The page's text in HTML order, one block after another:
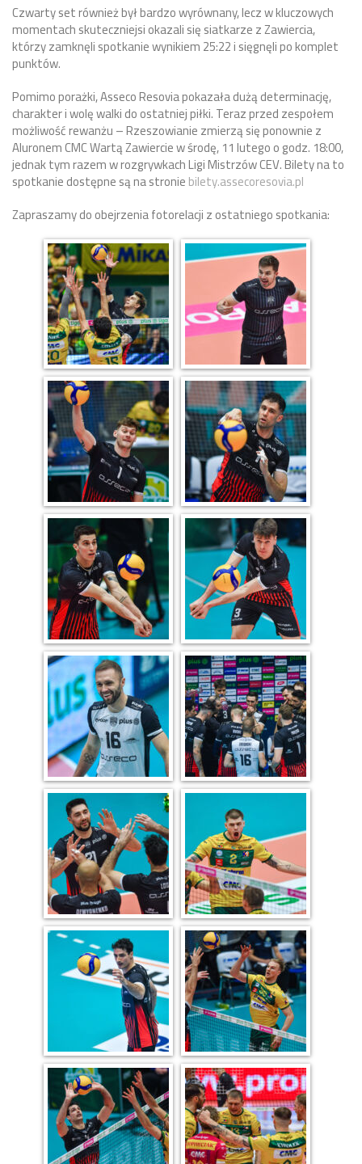
Czwarty set również był bardzo wyrównany, lecz w kluczowych
momentach skuteczniejsi okazali się siatkarze z Zawiercia,
którzy zamknęli spotkanie wynikiem 25:22 i sięgnęli po komplet
punktów.
Pomimo porażki, Asseco Resovia pokazała dużą determinację,
charakter i wolę walki do ostatniej piłki. Teraz przed zespołem
możliwość rewanżu – Rzeszowianie zmierzą się ponownie z
Aluronem CMC Wartą Zawiercie w środę, 11 lutego o godz. 18:00,
jednak tym razem w rozgrywkach Ligi Mistrzów CEV. Bilety na to
spotkanie dostępne są na stroniebilety.assecoresovia.pl
Zapraszamy do obejrzenia fotorelacji z ostatniego spotkania: